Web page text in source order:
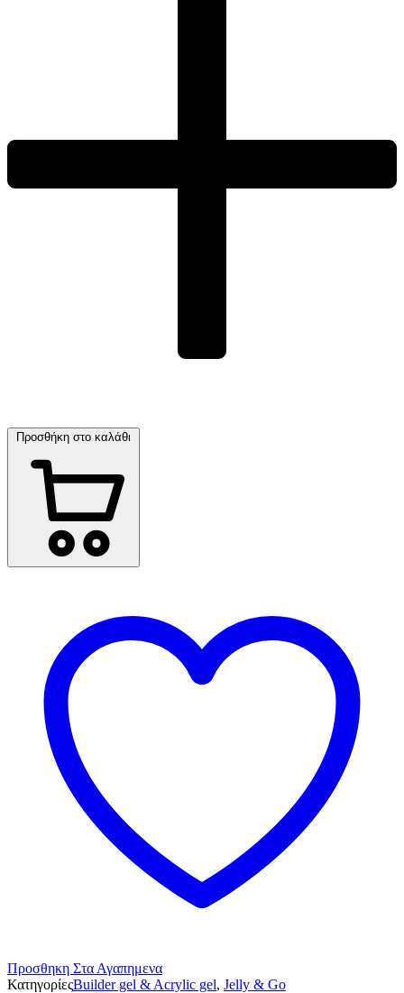
Προσθήκη στο καλάθι
Προσθηκη Στα Αγαπημενα
ΚατηγορίεςBuilder gel & Acrylic gel, Jelly & Go